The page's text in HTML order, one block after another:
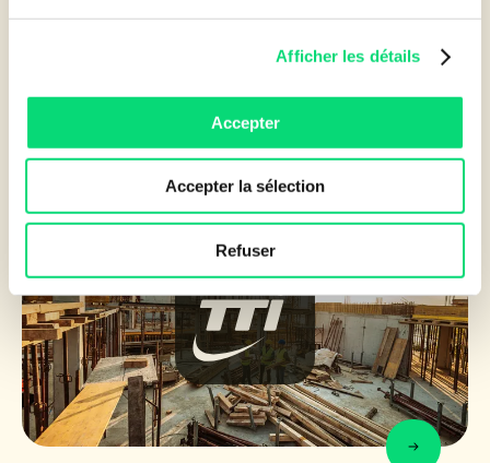
Afficher les détails
Accepter
Accepter la sélection
Refuser
Jérôme Williams, Managing Director, AMG
MANUFACTURING